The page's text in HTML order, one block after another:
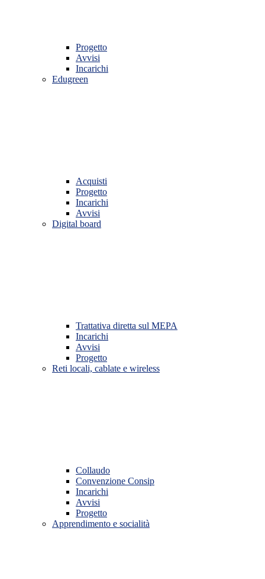
Progetto
Avvisi
Incarichi
Edugreen
Acquisti
Progetto
Incarichi
Avvisi
Digital board
Trattativa diretta sul MEPA
Incarichi
Avvisi
Progetto
Reti locali, cablate e wireless
Collaudo
Convenzione Consip
Incarichi
Avvisi
Progetto
Apprendimento e socialità